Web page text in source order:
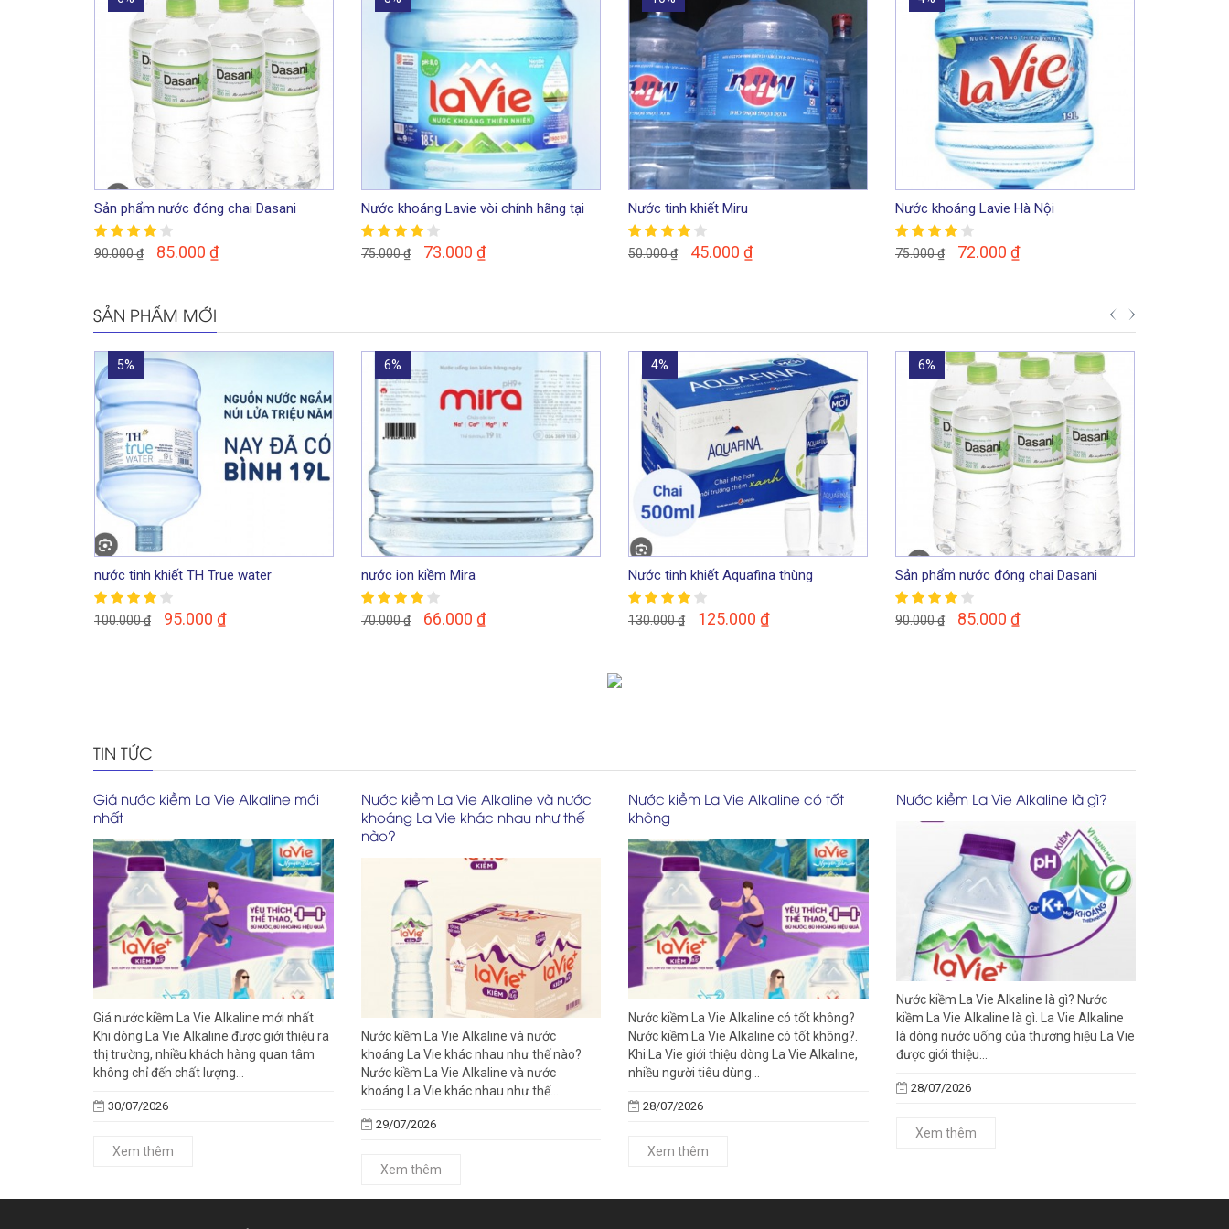
Sản phẩm nước đóng chai Dasani
350ml
90.000₫ 85.000 ₫
Nước khoáng Lavie vòi chính hãng tại
Hà Nội
75.000₫ 73.000 ₫
Nước tinh khiết Miru
50.000₫ 45.000 ₫
Nước khoáng Lavie Hà Nội
75.000₫ 72.000 ₫
SẢN PHẨM MỚI
nước tinh khiết TH True water
100.000₫ 95.000 ₫
5%
nước ion kiềm Mira
70.000₫ 66.000 ₫
6%
Nước tinh khiết Aquafina thùng
130.000₫ 125.000 ₫
4%
Sản phẩm nước đóng chai Dasani
350ml
90.000₫ 85.000 ₫
6%
TIN TỨC
Giá nước kiềm La Vie Alkaline mới
nhất
Giá nước kiềm La Vie Alkaline mới nhất
Khi dòng La Vie Alkaline được giới thiệu ra
thị trường, nhiều khách hàng quan tâm
không chỉ đến chất lượng...
30/07/2026
Xem thêm
Nước kiềm La Vie Alkaline và nước
khoáng La Vie khác nhau như thế
nào?
Nước kiềm La Vie Alkaline và nước
khoáng La Vie khác nhau như thế nào?
Nước kiềm La Vie Alkaline và nước
khoáng La Vie khác nhau như thế...
29/07/2026
Xem thêm
Nước kiềm La Vie Alkaline có tốt
không
Nước kiềm La Vie Alkaline có tốt không?
Nước kiềm La Vie Alkaline có tốt không?.
Khi La Vie giới thiệu dòng La Vie Alkaline,
nhiều người tiêu dùng...
28/07/2026
Xem thêm
Nước kiềm La Vie Alkaline là gì?
Nước kiềm La Vie Alkaline là gì? Nước
kiềm La Vie Alkaline là gì. La Vie Alkaline
là dòng nước uống của thương hiệu La Vie
được giới thiệu...
28/07/2026
Xem thêm